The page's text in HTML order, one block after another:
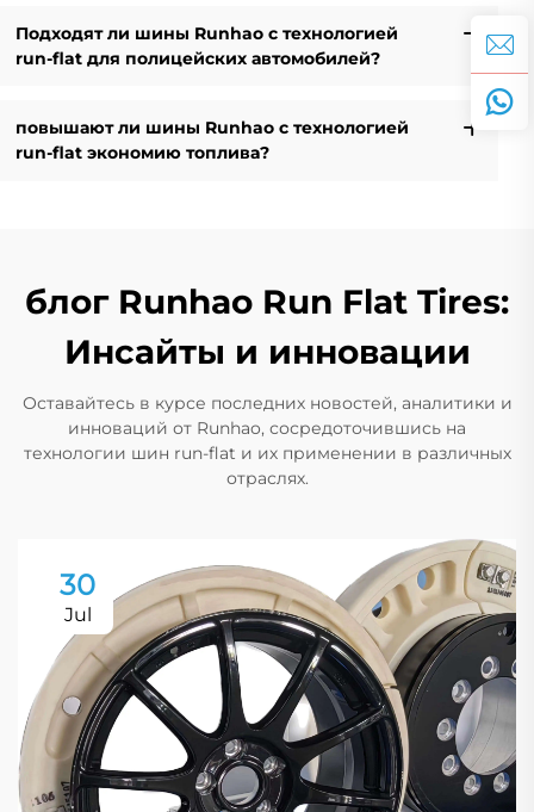
Подходят ли шины Runhao с технологией
run-flat для полицейских автомобилей?
повышают ли шины Runhao с технологией
run-flat экономию топлива?
блог Runhao Run Flat Tires:
Инсайты и инновации
Оставайтесь в курсе последних новостей, аналитики и
инноваций от Runhao, сосредоточившись на
технологии шин run-flat и их применении в различных
отраслях.
30
Jul